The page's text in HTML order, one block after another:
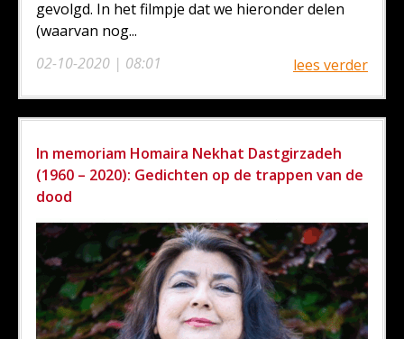
02-10-2020 | 08:01
gevolgd. In het filmpje dat we hieronder delen
(waarvan nog...
lees verder
In memoriam Homaira Nekhat Dastgirzadeh
(1960 – 2020): Gedichten op de trappen van de
dood